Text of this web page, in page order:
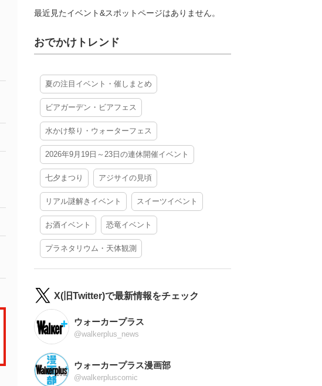
最近見たイベント&スポットページはありません。
おでかけトレンド
夏の注目イベント・催しまとめ
ビアガーデン・ビアフェス
水かけ祭り・ウォーターフェス
2026年9月19日～23日の連休開催イベント
七夕まつり アジサイの見頃
リアル謎解きイベント スイーツイベント
お酒イベント 恐竜イベント
プラネタリウム・天体観測
X(旧Twitter)で最新情報をチェック
ウォーカープラス
@walkerplus_news
ウォーカープラス漫画部
@walkerpluscomic